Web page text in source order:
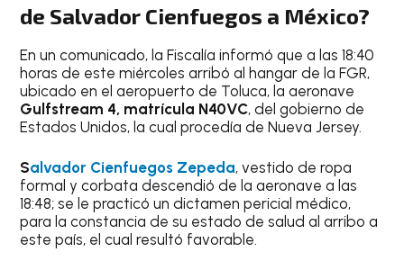
de Salvador Cienfuegos a México?
En un comunicado, la Fiscalía informó que a las 18:40
horas de este miércoles arribó al hangar de la FGR,
ubicado en el aeropuerto de Toluca, la aeronave
Gulfstream 4, matrícula N40VC, del gobierno de
Estados Unidos, la cual procedía de Nueva Jersey.
Salvador Cienfuegos Zepeda, vestido de ropa
formal y corbata descendió de la aeronave a las
18:48; se le practicó un dictamen pericial médico,
para la constancia de su estado de salud al arribo a
este país, el cual resultó favorable.